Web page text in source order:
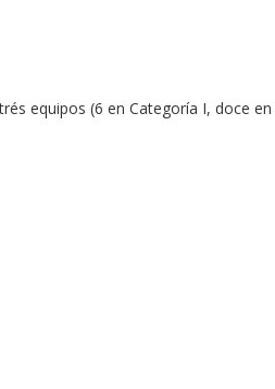
equipos (6 en Categoría I, doce en